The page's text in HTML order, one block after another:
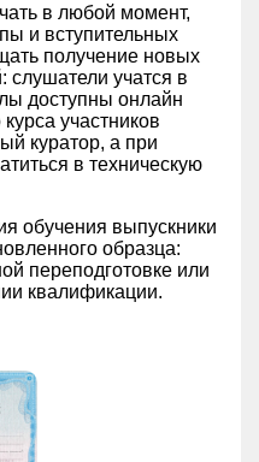
в любой момент,
и вступительных
получение новых
слушатели учатся в
доступны онлайн
участников
куратор, а при
в техническую
обучения выпускники
образца:
переподготовке или
квалификации.